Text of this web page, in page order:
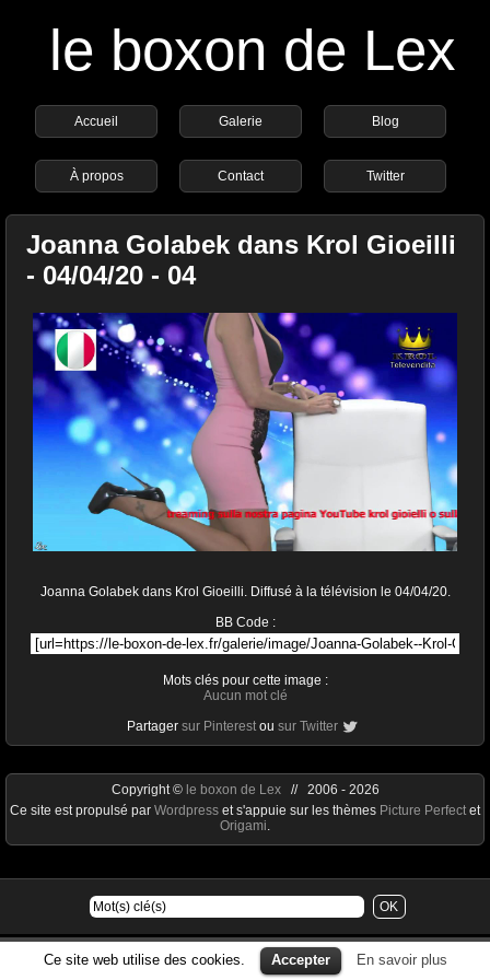
le boxon de Lex
Accueil Galerie Blog
À propos Contact Twitter
Joanna Golabek dans Krol Gioeilli
- 04/04/20 - 04
Joanna Golabek dans Krol Gioeilli. Diffusé à la télévision le 04/04/20.
BB Code :
Mots clés pour cette image :
Aucun mot clé
Partager sur Pinterest ou sur Twitter
Ce site web utilise des cookies. Accepter En savoir plus
Copyright © le boxon de Lex// 2006 - 2026
Ce site est propulsé par Wordpress et s'appuie sur les thèmes Picture Perfect et
Origami.